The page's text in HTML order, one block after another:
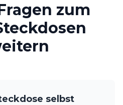
zum
selbst